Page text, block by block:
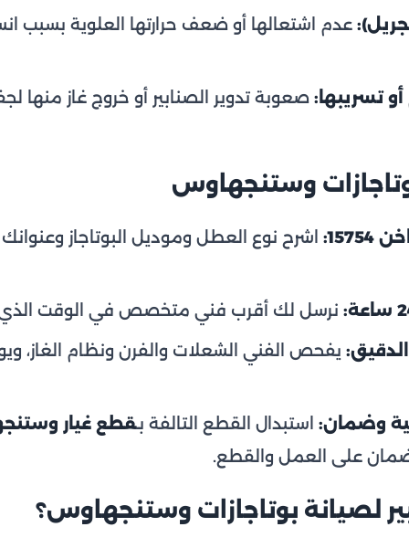
عدم اشتعالها أو ضعف حرارتها العلوية بسبب
تسريبها: صعوبة تدوير الصنابير أو خروج غاز منها
وستنجهاوس
اشرح نوع العطل وموديل البوتاجاز
نرسل لك أقرب فني متخصص في الوقت الذي
يفحص الفني الشعلات والفرن ونظام الغاز،
وضمان: استبدال القطع التالفة بـقطع غيار
ضمان على العمل والقطع.
لصيانة بوتاجازات وستنجهاوس؟